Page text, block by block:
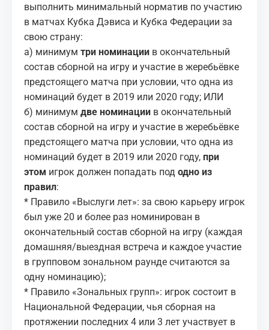
выполнить минимальный норматив по участию
в матчах Кубка Дэвиса и Кубка Федерации за
свою страну:
а) минимум три номинации в окончательный
состав сборной на игру и участие в жеребьёвке
предстоящего матча при условии, что одна из
номинаций будет в 2019 или 2020 году; ИЛИ
б) минимум две номинации в окончательный
состав сборной на игру и участие в жеребьёвке
предстоящего матча при условии, что одна из
номинаций будет в 2019 или 2020 году, при
этом игрок должен попадать под одно из
правил:
* Правило «Выслуги лет»: за свою карьеру игрок
был уже 20 и более раз номинирован в
окончательный состав сборной на игру (каждая
домашняя/выездная встреча и каждое участие
в групповом зональном раунде считаются за
одну номинацию);
* Правило «Зональных групп»: игрок состоит в
Национальной Федерации, чья сборная на
протяжении последних 4 или 3 лет участвует в